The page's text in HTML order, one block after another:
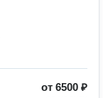
от 6500 ₽